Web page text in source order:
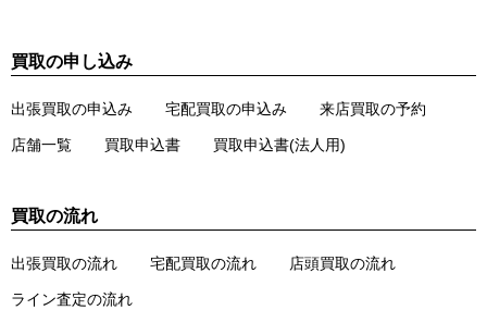
買取の申し込み
出張買取の申込み 宅配買取の申込み 来店買取の予約
店舗一覧 買取申込書 買取申込書(法人用)
買取の流れ
出張買取の流れ 宅配買取の流れ 店頭買取の流れ
ライン査定の流れ